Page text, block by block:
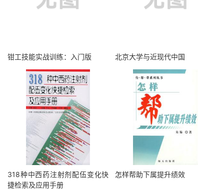
钳工技能实战训练：入门版 北京大学与近现代中国
318种中西药注射剂配伍变化快
捷检索及应用手册
怎样帮助下属提升绩效